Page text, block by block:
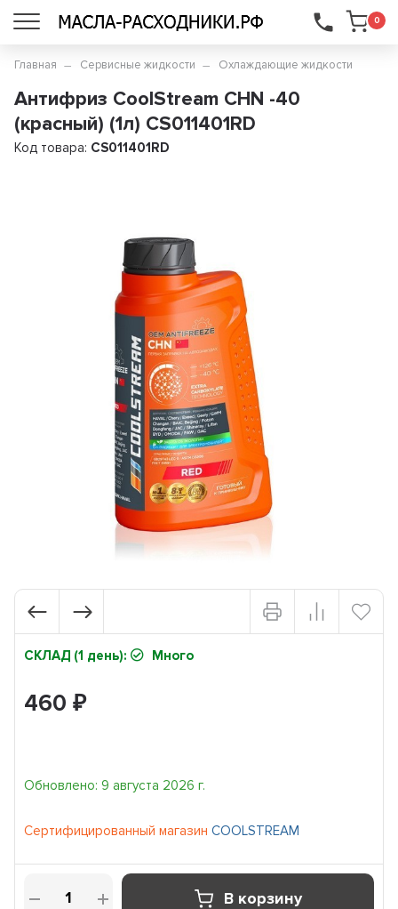
0
...
Главная Сервисные жидкости Охлаждающие жидкости
Антифриз CoolStream CHN -40
(красный) (1л) CS011401RD
Код товара: CS011401RD
СКЛАД (1 день): Много
460₽
Обновлено: 9 августа 2026 г.
Сертифицированный магазинCOOLSTREAM
В корзину